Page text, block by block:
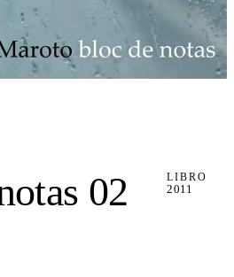
02 LIBRO
2011